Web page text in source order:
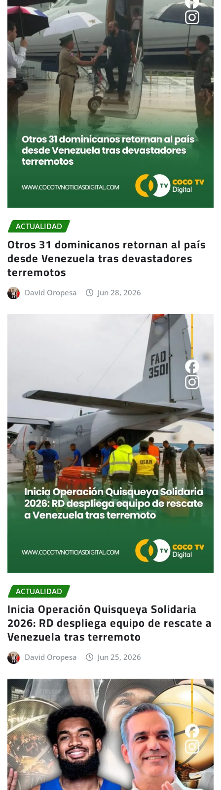
ACTUALIDAD
Otros 31 dominicanos retornan al país
desde Venezuela tras devastadores
terremotos
David Oropesa Jun 28, 2026
ACTUALIDAD
Inicia Operación Quisqueya Solidaria
2026: RD despliega equipo de rescate a
Venezuela tras terremoto
David Oropesa Jun 25, 2026